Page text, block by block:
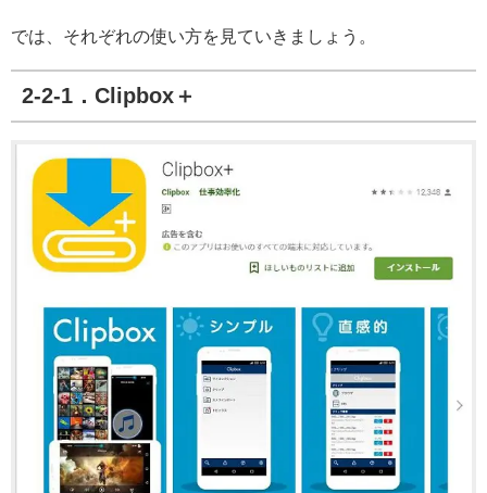
では、それぞれの使い方を見ていきましょう。
2-2-1．Clipbox＋